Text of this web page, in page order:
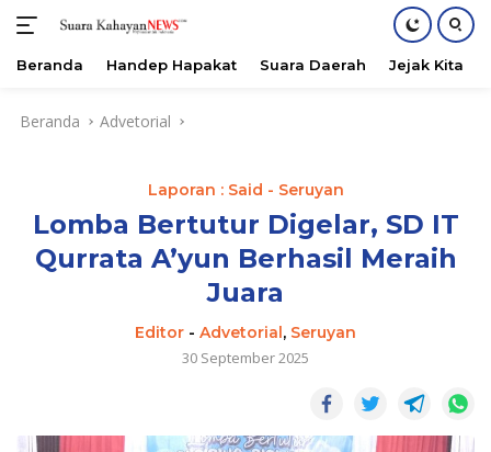
Beranda Handep Hapakat Suara Daerah Jejak Kita
Beranda Advetorial
Laporan : Said - Seruyan
Lomba Bertutur Digelar, SD IT
Qurrata A’yun Berhasil Meraih
Juara
Editor - Advetorial, Seruyan
30 September 2025